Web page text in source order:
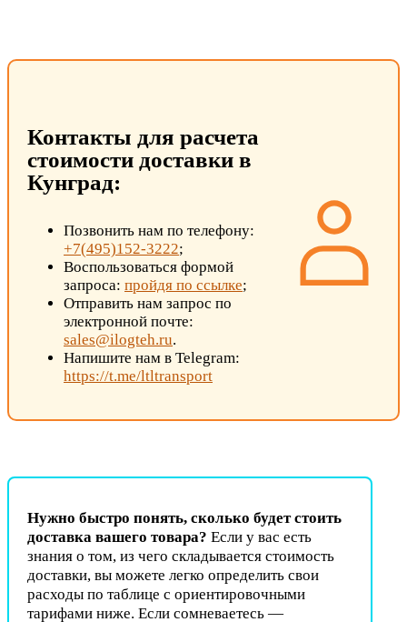
Контакты для расчета
стоимости доставки в
Кунград:
Позвонить нам по телефону:
+7(495)152-3222;
Воспользоваться формой
запроса: пройдя по ссылке;
Отправить нам запрос по
электронной почте:
sales@ilogteh.ru.
Напишите нам в Telegram:
https://t.me/ltltransport
Нужно быстро понять, сколько будет стоить
доставка вашего товара? Если у вас есть
знания о том, из чего складывается стоимость
доставки, вы можете легко определить свои
расходы по таблице с ориентировочными
тарифами ниже. Если сомневаетесь —